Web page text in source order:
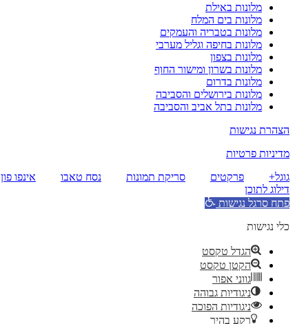
מלונות באילת
מלונות בים המלח
מלונות בטבריה והעמקים
מלונות בחיפה וגליל מערבי
מלונות בצפון
מלונות בשרון ומישור החוף
מלונות בדרום
מלונות בירושלים והסביבה
מלונות בתל אביב והסביבה
הצהרת נגישות
מדיניות פרטיות
גוגל+
פרקטים סריקת תמונות נסח טאבו אינפו פון
דילוג לתוכן
פתח סרגל נגישות
כלי נגישות
הגדל טקסט
הקטן טקסט
גווני אפור
ניגודיות גבוהה
ניגודיות הפוכה
רקע בהיר